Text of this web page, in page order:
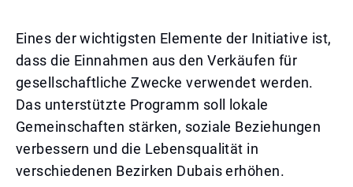
Eines der wichtigsten Elemente der Initiative ist,
dass die Einnahmen aus den Verkäufen für
gesellschaftliche Zwecke verwendet werden.
Das unterstützte Programm soll lokale
Gemeinschaften stärken, soziale Beziehungen
verbessern und die Lebensqualität in
verschiedenen Bezirken Dubais erhöhen.